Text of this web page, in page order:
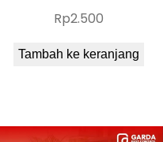
Rp2.500
Tambah ke keranjang